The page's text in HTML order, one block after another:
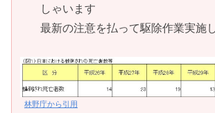
しゃいます
最新の注意を払って駆除作業実施
林野庁から引用